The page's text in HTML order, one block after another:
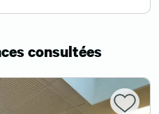
consultées